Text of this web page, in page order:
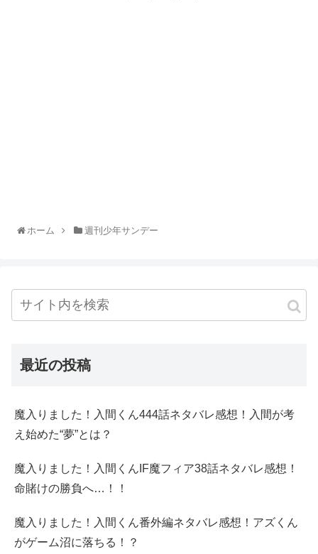
ホーム 週刊少年サンデー
最近の投稿
魔入りました！入間くん444話ネタバレ感想！入間が考
え始めた“夢”とは？
魔入りました！入間くんIF魔フィア38話ネタバレ感想！
命賭けの勝負へ…！！
魔入りました！入間くん番外編ネタバレ感想！アズくん
がゲーム沼に落ちる！？